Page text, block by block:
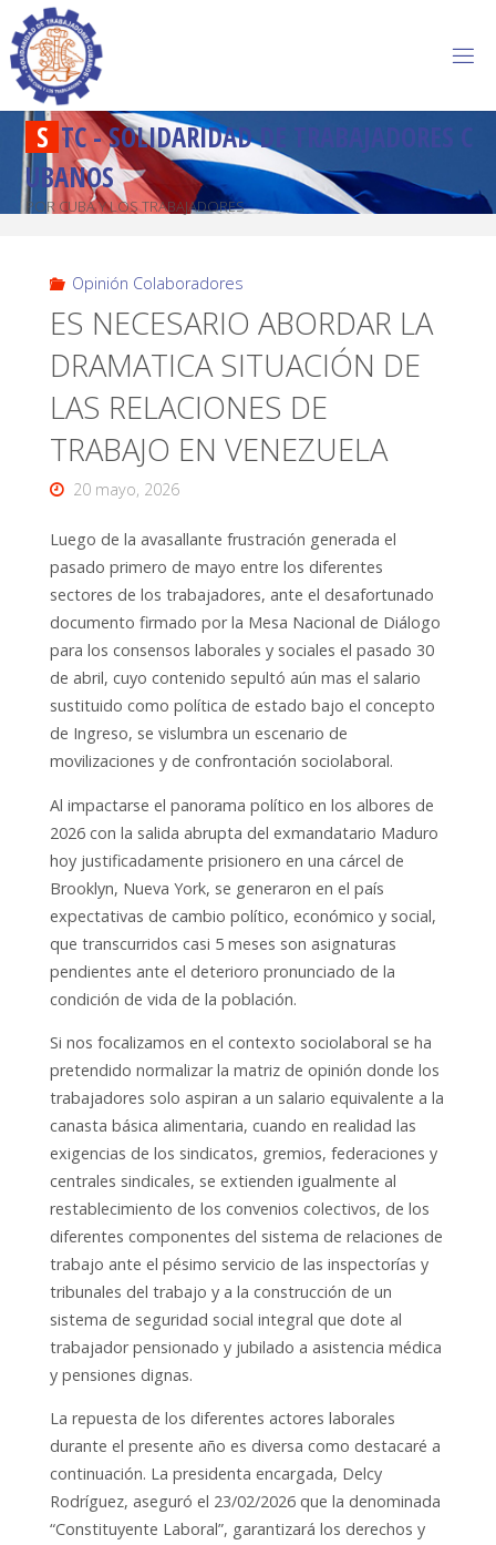
S TC-SOLIDARIDADD R A BAJADORES C
U BANOS
POR CUBA Y LOS TRABAJADORES
Opinión Colaboradores
ES NECESARIO ABORDAR LA
DRAMATICA SITUACIÓN DE
LAS RELACIONES DE
TRABAJO EN VENEZUELA
20 mayo, 2026
Luego de la avasallante frustración generada el
pasado primero de mayo entre los diferentes
sectores de los trabajadores, ante el desafortunado
documento firmado por la Mesa Nacional de Diálogo
para los consensos laborales y sociales el pasado 30
de abril, cuyo contenido sepultó aún mas el salario
sustituido como política de estado bajo el concepto
de Ingreso, se vislumbra un escenario de
movilizaciones y de confrontación sociolaboral.
Al impactarse el panorama político en los albores de
2026 con la salida abrupta del exmandatario Maduro
hoy justificadamente prisionero en una cárcel de
Brooklyn, Nueva York, se generaron en el país
expectativas de cambio político, económico y social,
que transcurridos casi 5 meses son asignaturas
pendientes ante el deterioro pronunciado de la
condición de vida de la población.
Si nos focalizamos en el contexto sociolaboral se ha
pretendido normalizar la matriz de opinión donde los
trabajadores solo aspiran a un salario equivalente a la
canasta básica alimentaria, cuando en realidad las
exigencias de los sindicatos, gremios, federaciones y
centrales sindicales, se extienden igualmente al
restablecimiento de los convenios colectivos, de los
diferentes componentes del sistema de relaciones de
trabajo ante el pésimo servicio de las inspectorías y
tribunales del trabajo y a la construcción de un
sistema de seguridad social integral que dote al
trabajador pensionado y jubilado a asistencia médica
y pensiones dignas.
La repuesta de los diferentes actores laborales
durante el presente año es diversa como destacaré a
continuación. La presidenta encargada, Delcy
Rodríguez, aseguró el 23/02/2026 que la denominada
“Constituyente Laboral”, garantizará los derechos y